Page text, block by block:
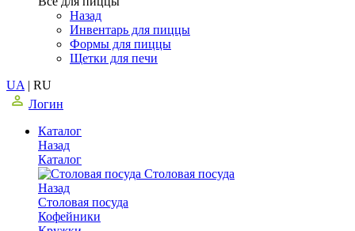
Назад
Инвентарь для пиццы
Формы для пиццы
Щетки для печи
UA | RU
Логин
Каталог
Назад
Каталог
Столовая посуда
Назад
Столовая посуда
Кофейники